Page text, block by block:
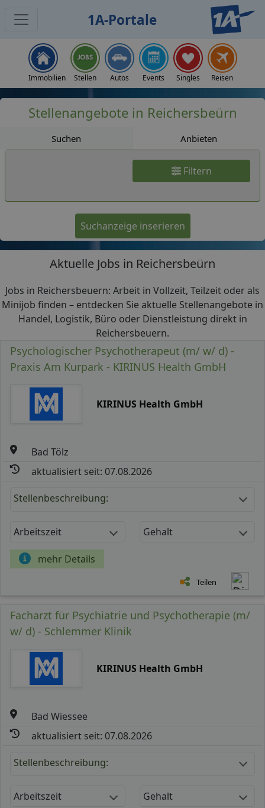
1A-Portale
Immobilien Stellen Autos Events Singles Reisen
Stellenangebote in Reichersbeürn
Suchen Anbieten
Filtern
Suchanzeige inserieren
Aktuelle Jobs in Reichersbeürn
Jobs in Reichersbeuern: Arbeit in Vollzeit, Teilzeit oder als
Minijob finden – entdecken Sie aktuelle Stellenangebote in
Handel, Logistik, Büro oder Dienstleistung direkt in
Reichersbeuern.
Psychologischer Psychotherapeut (m/ w/ d) -
Praxis Am Kurpark - KIRINUS Health GmbH
KIRINUS Health GmbH
Bad Tölz
aktualisiert seit: 07.08.2026
Stellenbeschreibung:
Arbeitszeit Gehalt
mehr Details
Teilen
Facharzt für Psychiatrie und Psychotherapie (m/
w/ d) - Schlemmer Klinik
KIRINUS Health GmbH
Bad Wiessee
aktualisiert seit: 07.08.2026
Stellenbeschreibung:
Arbeitszeit Gehalt